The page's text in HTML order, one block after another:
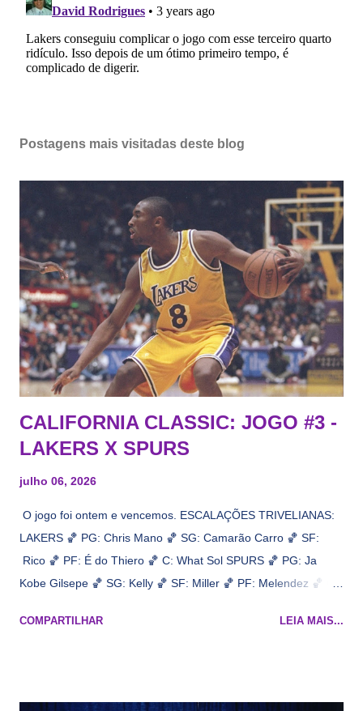
Postagens mais visitadas deste blog
CALIFORNIA CLASSIC: JOGO #3 -
LAKERS X SPURS
julho 06, 2026
O jogo foi ontem e vencemos. ESCALAÇÕES TRIVELIANAS:
LAKERS 🏀 PG: Chris Mano 🏀 SG: Camarão Carro 🏀 SF:
Rico 🏀 PF: É do Thiero 🏀 C: What Sol SPURS 🏀 PG: Ja
Kobe Gilsepe 🏀 SG: Kelly 🏀 SF: Miller 🏀 PF: Melendez 🏀 C:
Na quadra Transmissão: NBA League Pass
COMPARTILHAR LEIA MAIS...